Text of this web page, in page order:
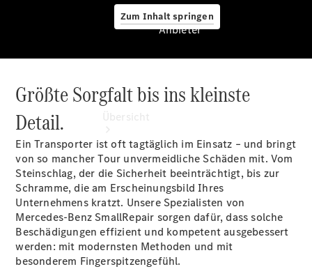
Zum Inhalt springen
Anbieter
Startseite
Ansprechpartner
finden
Anbieter
Größte Sorgfalt bis ins kleinste
Detail.
Ein Transporter ist oft tagtäglich im Einsatz – und bringt
von so mancher Tour unvermeidliche Schäden mit. Vom
Steinschlag, der die Sicherheit beeinträchtigt, bis zur
Schramme, die am Erscheinungsbild Ihres
Unternehmens kratzt. Unsere Spezialisten von
Mercedes-Benz SmallRepair sorgen dafür, dass solche
Beschädigungen effizient und kompetent ausgebessert
werden: mit modernsten Methoden und mit
besonderem Fingerspitzengefühl.